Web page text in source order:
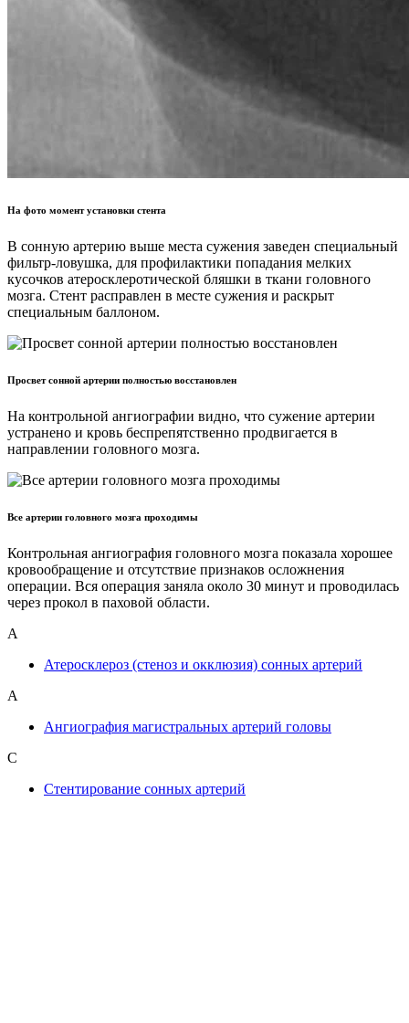
На фото момент установки стента
В сонную артерию выше места сужения заведен специальный
фильтр-ловушка, для профилактики попадания мелких
кусочков атеросклеротической бляшки в ткани головного
мозга. Стент расправлен в месте сужения и раскрыт
специальным баллоном.
Просвет сонной артерии полностью восстановлен
На контрольной ангиографии видно, что сужение артерии
устранено и кровь беспрепятственно продвигается в
направлении головного мозга.
Все артерии головного мозга проходимы
Контрольная ангиография головного мозга показала хорошее
кровообращение и отсутствие признаков осложнения
операции. Вся операция заняла около 30 минут и проводилась
через прокол в паховой области.
А
Атеросклероз (стеноз и окклюзия) сонных артерий
А
Ангиография магистральных артерий головы
С
Стентирование сонных артерий